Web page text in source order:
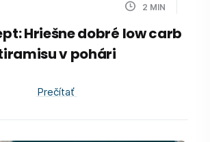
2 MIN
Hriešne dobré low carb
v pohári
Prečítať